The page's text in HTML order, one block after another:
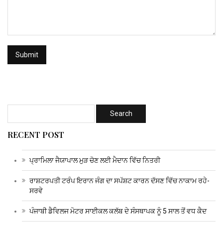
RECENT POST
ਪ੍ਰਾਮਿਲਾ ਜੈਯਾਪਾਲ ਮੁੜ ਚੋਣ ਲਈ ਮੈਦਾਨ ਵਿੱਚ ਨਿਤਰੀ
ਰਾਸ਼ਟਰਪਤੀ ਟਰੰਪ ਇਰਾਨ ਜੰਗ ਦਾ ਸਪੱਸ਼ਟ ਕਾਰਨ ਦੱਸਣ ਵਿੱਚ ਨਾਕਾਮ ਰਹੇ-
ਸਰਵੇ
ਪੰਜਾਬੀ ਡੈਵਿਲਜ ਮੋਟਰ ਸਾਈਕਲ ਕਲੱਬ ਦੇ ਸੰਸਥਾਪਕ ਨੂੰ 5 ਸਾਲ ਤੋਂ ਵਧ ਕੈਦ